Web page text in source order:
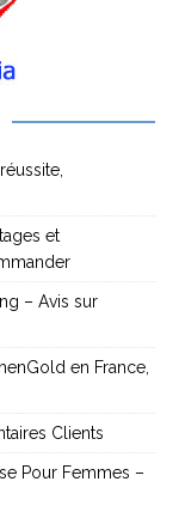
et
– Avis sur
en France,
Clients
Pour Femmes –